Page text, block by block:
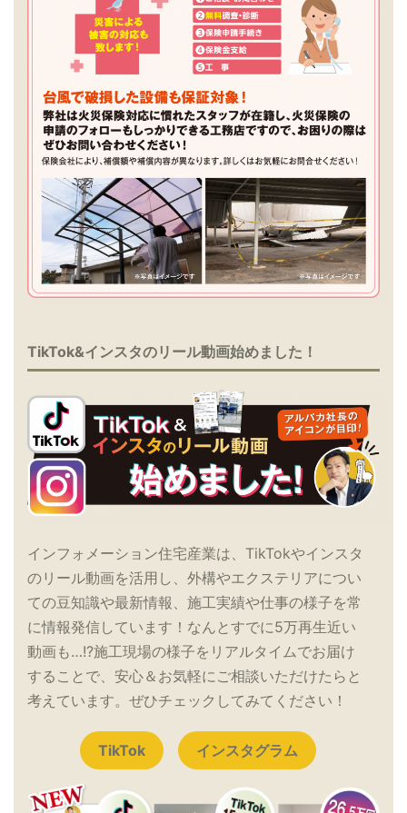
TikTok&インスタのリール動画始めました！
インフォメーション住宅産業は、TikTokやインスタ
のリール動画を活用し、外構やエクステリアについ
ての豆知識や最新情報、施工実績や仕事の様子を常
に情報発信しています！なんとすでに5万再生近い
動画も…!?施工現場の様子をリアルタイムでお届け
することで、安心＆お気軽にご相談いただけたらと
考えています。ぜひチェックしてみてください！
TikTok インスタグラム